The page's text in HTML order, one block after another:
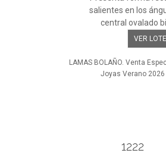
salientes en los
central ovalado
VER LOTE
LAMAS BOLAÑO. Venta
Joyas Verano 2026
1222